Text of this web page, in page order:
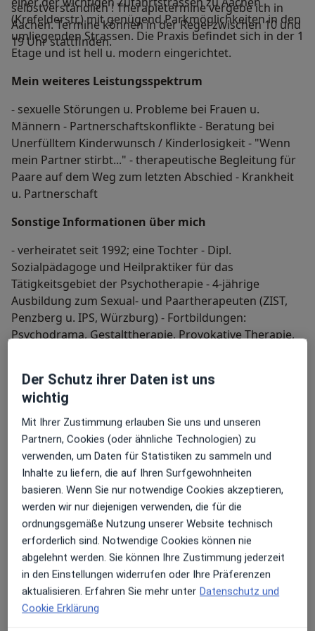
selbstverständlich ! Therapietermine vergebe ich in
Aachen. Termine können in der Regel zwischen 10 und
19 Uhr stattfinden.
(Krefelderstr.) mit genügend Parkmöglichkeiten in den
umliegenden Strassen. Die Praxis befindet sich in der 1
Etage und ist hell u. modern eingerichtet.
Mein weiteres Leistungs­spektrum
- sexuelle Störungen u. Probleme bei Frauen u.
Männern - Partnerschaftskonflikte - Beratung bei
Unerfülltem Kinderwunsch / Kinderlosigkeit - "Wenn
mein Partner stirbt..." - therapeutische Begleitung für
Paare auf dem Weg zum letzten Abschied - Krankheit
u. Partnerschaft
Sonstige Informationen über mich
- verheiratet seit 1992; eine Tochter - Dipl.
Sozialpädagoge und Heilpraktiker für das
Tätigkeitsgebiet der Psychotherapie - 4-jährige
Ausbildung zum Sexual- und Paartherapeuten (ZIST,
Penzberg u. IPS, Würzburg) - Fortbildungen:
Psychodrama, Gestalttherapie, Provokative Therapie,
der ärztlichen Fortbildung - Experte beim
Informationszentrum für Sexualität u. Gesundheit
(ISG) der Universität Freiburg - Mitglied im
Beratungsnetzwerk Kinderwunsch Deutschland (BKiD)
- Mitglied in der Medizinischen Gesellschaft Aachen -
Mitglied in der Deut. Gesellschaft Mann u. Gesundheit
Berufserfahrung Therapie u. Paarberatung: seit 1989
Praxis für Paartherapie, Psychotherapie, Eheberatung
u. Sexualtherapie, Aachen; seit 2006 : Coaching für
Partnersuchende / Singles seit 2007 : Trennungscoach
/ Trennungsberatung; seit 2007 : Psych. Begleitung von
Paaren mit Unerfülltem Kinderwunsch; seit 2008 :
Experte im Internet-TV; seit 2009 : Supervision
Sexualtherapie / -medizin für psychotherapeutische u.
medizinische Berufe; seit 2011 : auch auf
Facebook; 2014 : Referent zum Thema "Rheuma u.
Sexualität"; seit 2015 : Wenn der Partner stirbt -
therapeutische Begleitung für Paare zum Thema
Sterben; seit 2018 : Therapie u. Begleitung beim Thema
"Partnerschaft u. Krankheit"; seit 2018 : Beratung u.
Hilfe beim Thema "Depression u. Partnerschaft"
#Liebe #Partnerschaft #Ehe #Paartherapie
#Paarberatung #Eheprobleme
#Partnerschaftskonflikte #Psychotherapie
#Partnersuche #Herz #Alter #Trennung #Partner
#Treue #Verliebt #Emotion #Gefühle #Männer
#Frauen #Single #Trennungsberatung #Sexualität
Der Schutz ihrer Daten ist uns
wichtig
Mit Ihrer Zustimmung erlauben Sie uns und unseren
Partnern, Cookies (oder ähnliche Technologien) zu
verwenden, um Daten für Statistiken zu sammeln und
Inhalte zu liefern, die auf Ihren Surfgewohnheiten
basieren. Wenn Sie nur notwendige Cookies akzeptieren,
werden wir nur diejenigen verwenden, die für die
ordnungsgemäße Nutzung unserer Website technisch
erforderlich sind. Notwendige Cookies können nie
abgelehnt werden. Sie können Ihre Zustimmung jederzeit
in den Einstellungen widerrufen oder Ihre Präferenzen
aktualisieren. Erfahren Sie mehr unter Datenschutz und
Cookie Erklärung